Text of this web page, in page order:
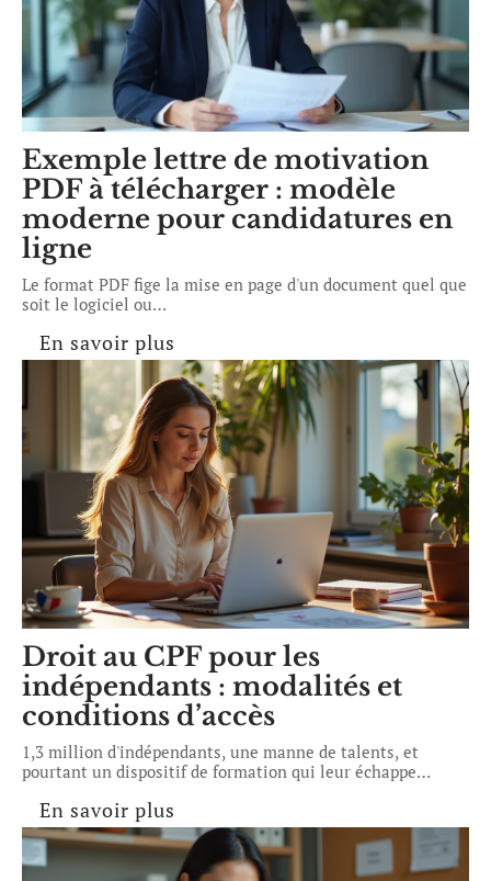
Exemple lettre de motivation
PDF à télécharger : modèle
moderne pour candidatures en
ligne
Le format PDF fige la mise en page d'un document quel que
soit le logiciel ou…
En savoir plus
Droit au CPF pour les
indépendants : modalités et
conditions d’accès
1,3 million d'indépendants, une manne de talents, et
pourtant un dispositif de formation qui leur échappe…
En savoir plus